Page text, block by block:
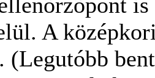
A
(Legutóbb